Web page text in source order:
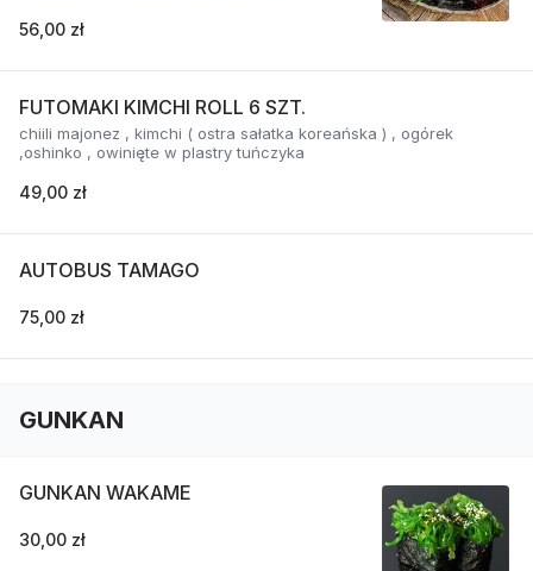
56,00 zł
FUTOMAKI KIMCHI ROLL 6 SZT.
chiili majonez , kimchi ( ostra sałatka koreańska ) , ogórek
,oshinko , owinięte w plastry tuńczyka
49,00 zł
AUTOBUS TAMAGO
75,00 zł
GUNKAN
GUNKAN WAKAME
30,00 zł